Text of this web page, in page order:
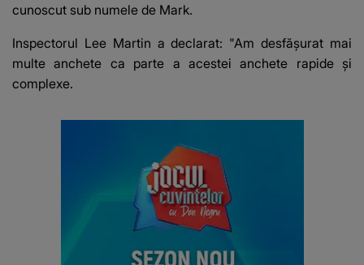
cunoscut sub numele de Mark.
Inspectorul Lee Martin a declarat: "Am desfășurat mai
multe anchete ca parte a acestei anchete rapide și
complexe.